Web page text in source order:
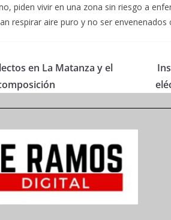
piden vivir en una zona sin riesgo a
respirar aire puro y no ser envenenados
en La Matanza y el